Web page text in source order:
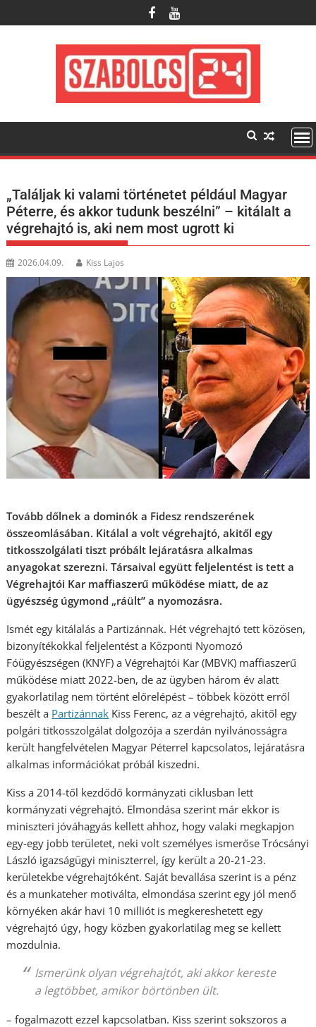
to
„Találjak ki valami történetet például Magyar
Péterre, és akkor tudunk beszélni” – kitálalt a
végrehajtó is, aki nem most ugrott ki
2026.04.09. Kiss Lajos
Tovább dőlnek a dominók a Fidesz rendszerének
összeomlásában. Kitálal a volt végrehajtó, akitől egy
titkosszolgálati tiszt próbált lejáratásra alkalmas
anyagokat szerezni. Társaival együtt feljelentést is tett a
Végrehajtói Kar maffiaszerű működése miatt, de az
ügyészség úgymond „ráült” a nyomozásra.
Ismét egy kitálalás a Partizánnak. Hét végrehajtó tett közösen,
bizonyítékokkal feljelentést a Központi Nyomozó
Fóügyészségen (KNYF) a Végrehajtói Kar (MBVK) maffiaszerű
működése miatt 2022-ben, de az ügyben három év alatt
gyakorlatilag nem történt előrelépést – többek között erről
beszélt a Partizánnak Kiss Ferenc, az a végrehajtó, akitől egy
polgári titkosszolgálat dolgozója a szerdán nyilvánosságra
került hangfelvételen Magyar Péterrel kapcsolatos, lejáratásra
alkalmas információkat próbál kiszedni.
Kiss a 2014-től kezdődő kormányzati ciklusban lett
kormányzati végrehajtó. Elmondása szerint már ekkor is
miniszteri jóváhagyás kellett ahhoz, hogy valaki megkapjon
egy-egy jobb területet, neki volt személyes ismerőse Trócsányi
László igazságügyi miniszterrel, így került a 20-21-23.
kerületekbe végrehajtóként. Saját bevallása szerint is a pénz
és a munkateher motiválta, elmondása szerint egy jól menő
környéken akár havi 10 milliót is megkereshetett egy
végrehajtó úgy, hogy közben gyakorlatilag meg se kellett
mozdulnia.
Ismerünk olyan végrehajtót, aki akkor kereste
a legtöbbet, amikor börtönben ült.
– fogalmazott ezzel kapcsolatban. Kiss szerint sokszoros a